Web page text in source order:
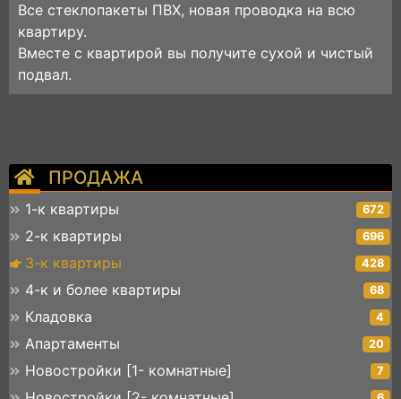
ПРОДАЖА
1-к квартиры 672
2-к квартиры 696
3-к квартиры 428
4-к и более квартиры 68
Кладовка 4
Апартаменты 20
Новостройки [1- комнатные] 7
Все стеклопакеты ПВХ, новая проводка на всю
квартиру.
Вместе с квартирой вы получите сухой и чистый
подвал.